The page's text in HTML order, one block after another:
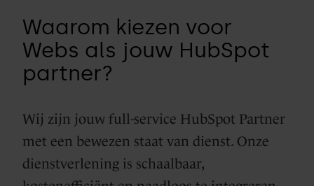
Waarom kiezen voor
Webs als jouw HubSpot
partner?
Wij zijn jouw full-service HubSpot Partner
met een bewezen staat van dienst. Onze
dienstverlening is schaalbaar,